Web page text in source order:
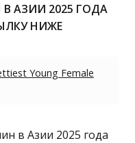
АЗИИ 2025 ГОДА
НИЖЕ
Young Female
в Азии 2025 года